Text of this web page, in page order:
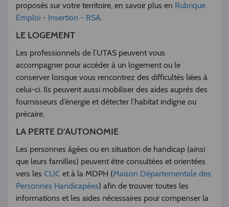
proposés sur votre territoire, en savoir plus en Rubrique
Emploi - Insertion - RSA.
LE LOGEMENT
Les professionnels de l’UTAS peuvent vous
accompagner pour accéder à un logement ou le
conserver lorsque vous rencontrez des difficultés liées à
celui-ci. Ils peuvent aussi mobiliser des aides auprès des
fournisseurs d’énergie et détecter l’habitat indigne ou
précaire.
LA PERTE D’AUTONOMIE
Les personnes âgées ou en situation de handicap (ainsi
que leurs familles) peuvent être consultées et orientées
vers les CLIC et à la MDPH (Maison Départementale des
Personnes Handicapées) afin de trouver toutes les
informations et les aides nécessaires pour compenser la